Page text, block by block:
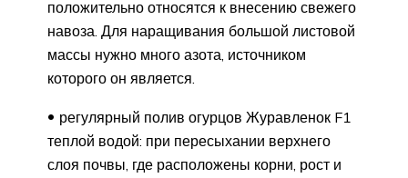
положительно относятся к внесению свежего
навоза. Для наращивания большой листовой
массы нужно много азота, источником
которого он является.
регулярный полив огурцов Журавленок F1
теплой водой: при пересыхании верхнего
слоя почвы, где расположены корни, рост и